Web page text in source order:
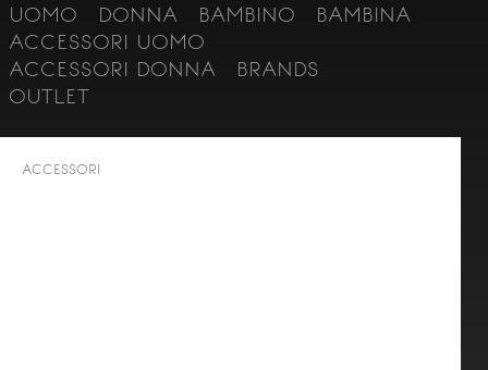
UOMO DONNA BAMBINO
BAMBINA
ACCESSORI UOMO
ACCESSORI DONNA
BRANDS
OUTLET
ACCESSORI